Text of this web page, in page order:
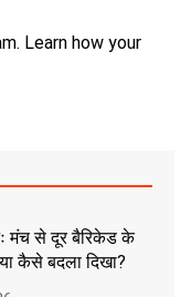
Learn how your
मंच से दूर बैरिकेड के
कैसे बदला दिखा?